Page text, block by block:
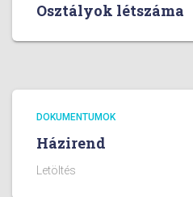
Osztályok létszáma
DOKUMENTUMOK
Házirend
Letöltés